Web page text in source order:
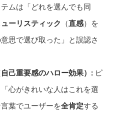
ムは「どれを選んでも同
ューリスティック （直感）を
思で選び取った」と誤認さ
己重要感のハロー効果）:ピ
心がきれいな人はこれを選
葉でユーザーを全肯定する